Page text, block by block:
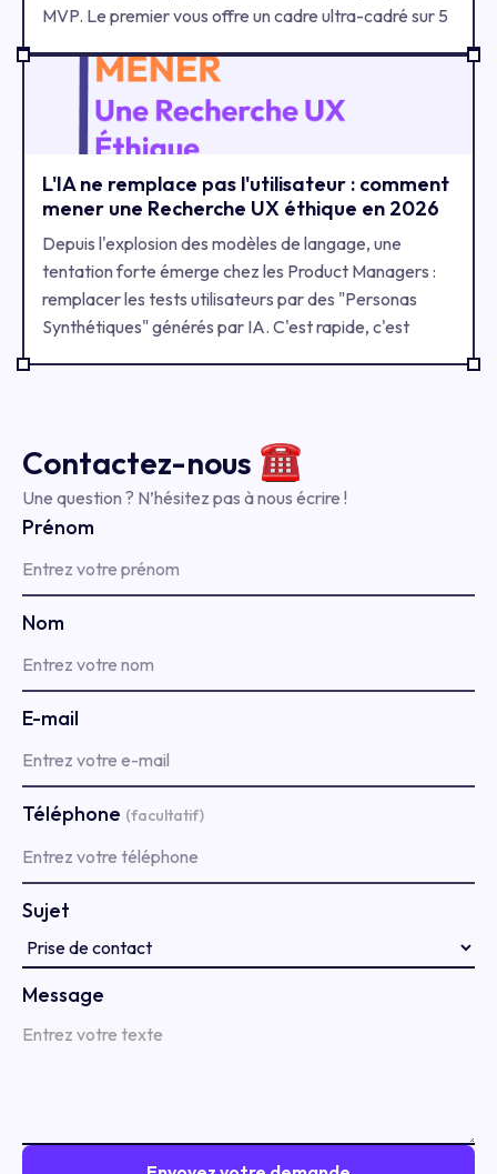
MVP. Le premier vous offre un cadre ultra-cadré sur 5
prototype testé auprès d’utilisateurs ; le second vous
aide à valider une hypothèse clé sur le marché avec le
minimum de fonctionnalités. Ensemble, ils forment un
accélérateur puissant pour réduire les risques, capter
des retours terrain et décider rapidement de la suite.
L'IA ne remplace pas l'utilisateur : comment
mener une Recherche UX éthique en 2026
Depuis l'explosion des modèles de langage, une
tentation forte émerge chez les Product Managers :
remplacer les tests utilisateurs par des "Personas
Synthétiques" générés par IA. C'est rapide, c'est
Contactez-nous
Une question ? N’hésitez pas à nous écrire !
Prénom
Nom
E-mail
Téléphone (facultatif)
Sujet
Message